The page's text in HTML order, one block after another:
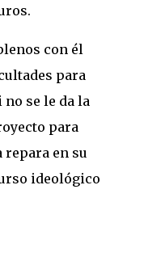
con él
para
se le da la
para
en su
ideológico